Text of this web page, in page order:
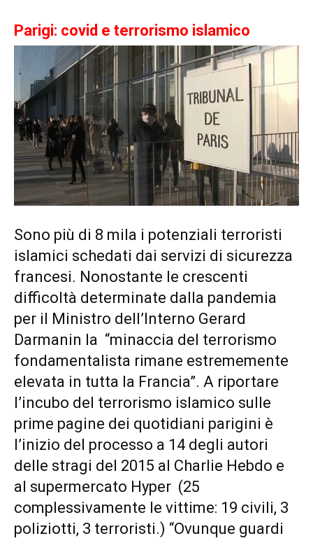
Parigi: covid e terrorismo islamico
Sono più di 8 mila i potenziali terroristi
islamici schedati dai servizi di sicurezza
francesi. Nonostante le crescenti
difficoltà determinate dalla pandemia
per il Ministro dell’Interno Gerard
Darmanin la “minaccia del terrorismo
fondamentalista rimane estrememente
elevata in tutta la Francia”. A riportare
l’incubo del terrorismo islamico sulle
prime pagine dei quotidiani parigini è
l’inizio del processo a 14 degli autori
delle stragi del 2015 al Charlie Hebdo e
al supermercato Hyper (25
complessivamente le vittime: 19 civili, 3
poliziotti, 3 terroristi.) “Ovunque guardi